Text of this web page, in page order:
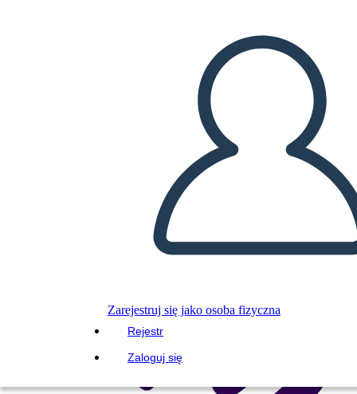
Zarejestruj się jako osoba fizyczna
Rejestr
Zaloguj się
ODTWARZANIE POKAZU SLAJDÓW
PRZECZYTAJ MI